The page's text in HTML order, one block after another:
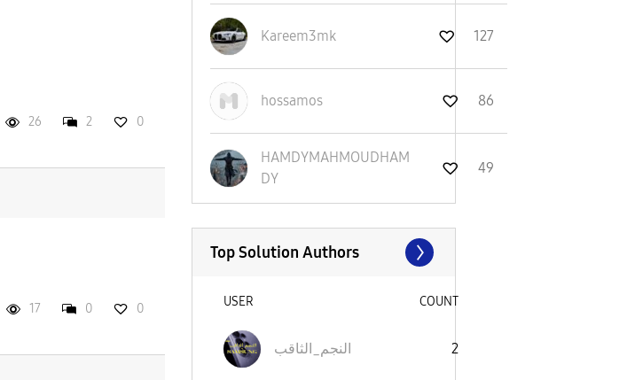
26 2 0
17 0 0
Kareem3mk 127
hossamos 86
HAMDYMAHMOUDHAM
DY
49
Top Solution Authors
USER COUNT
النجم_الثاقب 2